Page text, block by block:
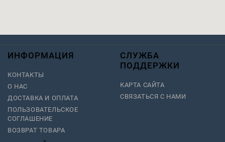
ИНФОРМАЦИЯ
КОНТАКТЫ
О НАС
ДОСТАВКА И ОПЛАТА
ПОЛЬЗОВАТЕЛЬСКОЕ
СОГЛАШЕНИЕ
ВОЗВРАТ ТОВАРА
СЛУЖБА
ПОДДЕРЖКИ
КАРТА САЙТА
СВЯЗАТЬСЯ С НАМИ